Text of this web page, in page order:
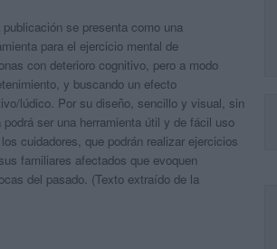
publicación se presenta como una
para el ejercicio mental de
con deterioro cognitivo, pero a modo
y buscando un efecto
lúdico. Por su diseño, sencillo y visual, sin
podrá ser una herramienta útil y de fácil uso
cuidadores, que podrán realizar ejercicios
familiares afectados que evoquen
del pasado. (Texto extraído de la